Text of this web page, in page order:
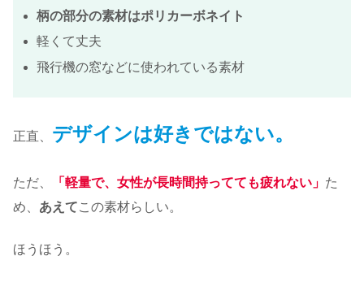
柄の部分の素材はポリカーボネイト
軽くて丈夫
飛行機の窓などに使われている素材
正直、 デザインは好きではない。
ただ、 「軽量で、女性が長時間持ってても疲れない」 た
め、 あえてこの素材らしい。
ほうほう。